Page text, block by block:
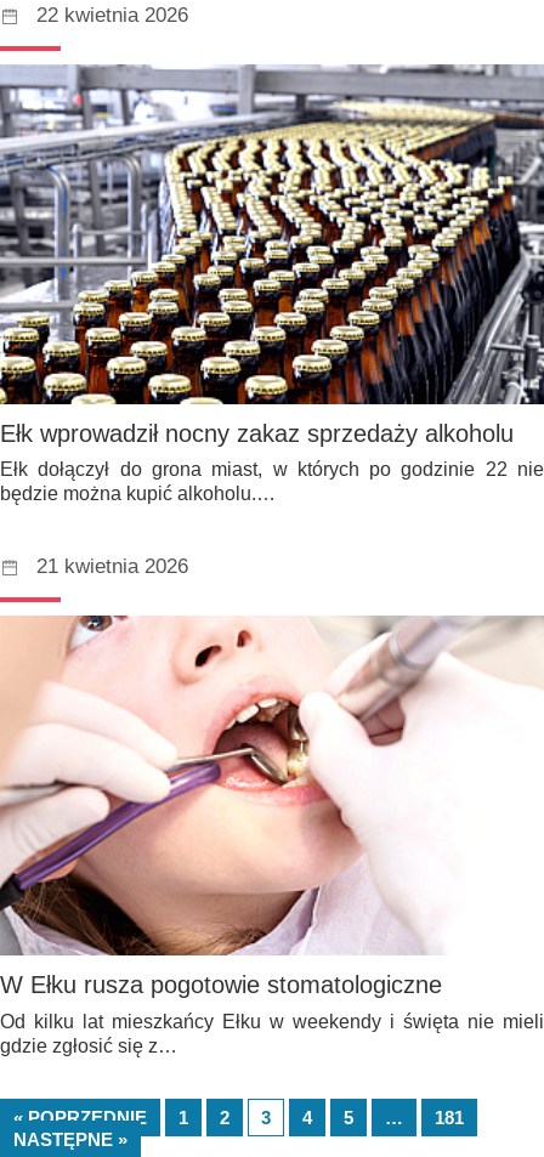
22 kwietnia 2026
Ełk wprowadził nocny zakaz sprzedaży alkoholu
Ełk dołączył do grona miast, w których po godzinie 22 nie
będzie można kupić alkoholu.…
21 kwietnia 2026
W Ełku rusza pogotowie stomatologiczne
Od kilku lat mieszkańcy Ełku w weekendy i święta nie mieli
gdzie zgłosić się z…
« POPRZEDNIE 1 2 3 4 5 …
181
NASTĘPNE »